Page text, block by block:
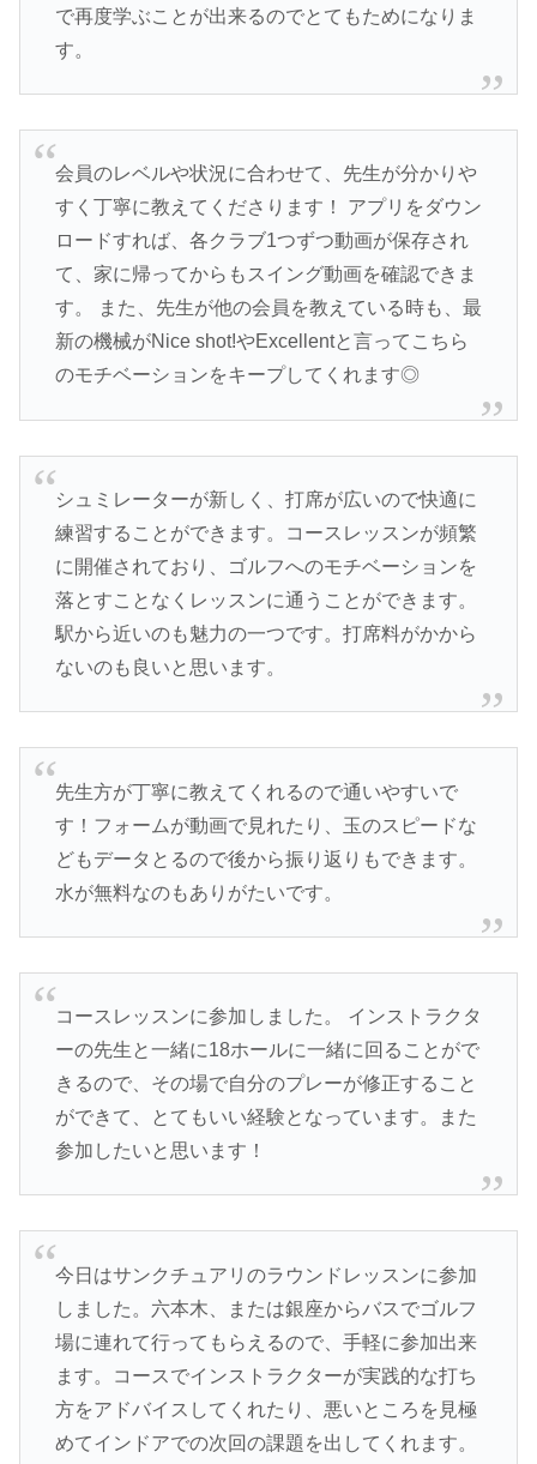
で再度学ぶことが出来るのでとてもためになりま
す。
会員のレベルや状況に合わせて、先生が分かりや
すく丁寧に教えてくださります！ アプリをダウン
ロードすれば、各クラブ1つずつ動画が保存され
て、家に帰ってからもスイング動画を確認できま
す。 また、先生が他の会員を教えている時も、最
新の機械がNice shot!やExcellentと言ってこちら
のモチベーションをキープしてくれます◎
シュミレーターが新しく、打席が広いので快適に
練習することができます。コースレッスンが頻繁
に開催されており、ゴルフへのモチベーションを
落とすことなくレッスンに通うことができます。
駅から近いのも魅力の一つです。打席料がかから
ないのも良いと思います。
先生方が丁寧に教えてくれるので通いやすいで
す！フォームが動画で見れたり、玉のスピードな
どもデータとるので後から振り返りもできます。
水が無料なのもありがたいです。
コースレッスンに参加しました。 インストラクタ
ーの先生と一緒に18ホールに一緒に回ることがで
きるので、その場で自分のプレーが修正すること
ができて、とてもいい経験となっています。また
参加したいと思います！
今日はサンクチュアリのラウンドレッスンに参加
しました。六本木、または銀座からバスでゴルフ
場に連れて行ってもらえるので、手軽に参加出来
ます。コースでインストラクターが実践的な打ち
方をアドバイスしてくれたり、悪いところを見極
めてインドアでの次回の課題を出してくれます。